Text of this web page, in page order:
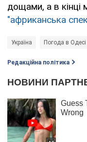
дощами, а в кінці
"африканська
Україна Погода в Одесі
Редакційна політика